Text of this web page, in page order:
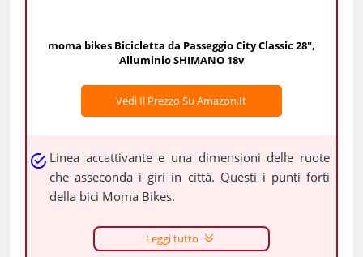
moma bikes Bicicletta da Passeggio City Classic 28",
Alluminio SHIMANO 18v
Vedi Il Prezzo Su Amazon.it
Linea accattivante e una dimensioni delle ruote
che asseconda i giri in città. Questi i punti forti
della bici Moma Bikes.
Leggi tutto